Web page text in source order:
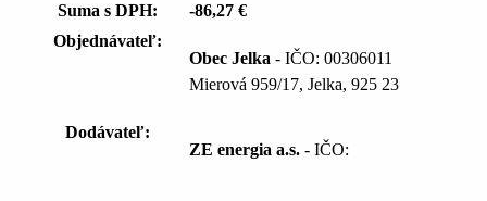
Suma s DPH:
-86,27 €
Objednávateľ:
Obec Jelka - IČO: 00306011
Mierová 959/17, Jelka, 925 23
Dodávateľ:
ZE energia a.s. - IČO: